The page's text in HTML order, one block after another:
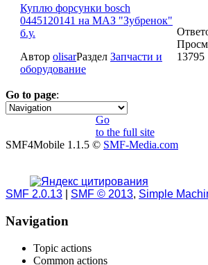
Куплю форсунки bosch
0445120141 на МАЗ "Зубренок"
б.у.
Автор olisarРаздел Запчасти и
оборудование
13795
Go to page:
1
Go
to the full site
SMF4Mobile 1.1.5 © SMF-Media.com
SMF 2.0.13 SMF © 2013, Simple
Navigation
Topic actions
Common actions